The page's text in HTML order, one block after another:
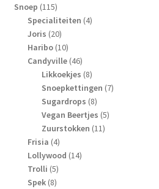
Snoep 115115
producten
Specialiteiten 44
Joris 2020
producten
Haribo 1010
producten
Candyville 4646
producten
Likkoekjes 88
producten
Snoepkettingen 77
Sugardrops 88
producten
Vegan Beertjes 55
Zuurstokken 1111
Frisia 44
producten
Lollywood 1414
Trolli 55
producten
Spek 88